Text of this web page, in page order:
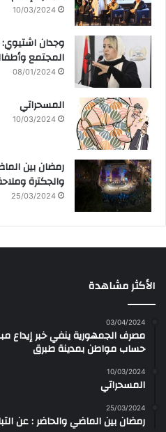
10/03/2024
وجدان اشتيوي:
المجتمع
08/01/2024
المسحراتي
10/03/2024
رمضان بين
والجكترة
25/03/2024
الأكثر مشاهدة
03/04/2024
مصرف الجمهورية ينفي خبر إيداع
حساب مواطن بمدينة طبرق
10/03/2024
المسحراتي
25/03/2024
رمضان بين الماضي والحاضر : عن